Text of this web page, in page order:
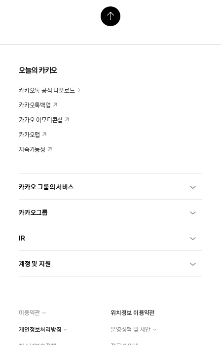
오늘의 카카오
카카오톡 공식 다운로드
카카오톡백업
카카오 이모티콘샵
카카오맵
지속가능성
카카오 그룹의 서비스
카카오그룹
IR
계정 및 지원
이용약관
위치정보 이용약관
개인정보처리방침
운영정책 및 제안